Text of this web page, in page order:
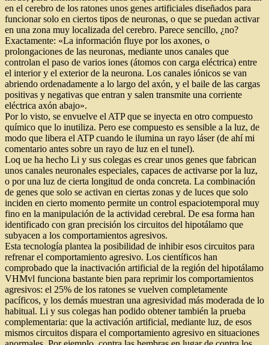
en el cerebro de los ratones unos genes artificiales diseñados para
funcionar solo en ciertos tipos de neuronas, o que se puedan activar
en una zona muy localizada del cerebro. Parece sencillo, ¿no?
Exactamente: «La información fluye por los axones, o
prolongaciones de las neuronas, mediante unos canales que
controlan el paso de varios iones (átomos con carga eléctrica) entre
el interior y el exterior de la neurona. Los canales iónicos se van
abriendo ordenadamente a lo largo del axón, y el baile de las cargas
positivas y negativas que entran y salen transmite una corriente
eléctrica axón abajo».
Por lo visto, se envuelve el ATP que se inyecta en otro compuesto
químico que lo inutiliza. Pero ese compuesto es sensible a la luz, de
modo que libera el ATP cuando le ilumina un rayo láser (de ahí mi
comentario antes sobre un rayo de luz en el tunel).
Loq ue ha hecho Li y sus colegas es crear unos genes que fabrican
unos canales neuronales especiales, capaces de activarse por la luz,
o por una luz de cierta longitud de onda concreta. La combinación
de genes que solo se activan en ciertas zonas y de luces que solo
inciden en cierto momento permite un control espaciotemporal muy
fino en la manipulación de la actividad cerebral. De esa forma han
identificado con gran precisión los circuitos del hipotálamo que
subyacen a los comportamientos agresivos.
Esta tecnología plantea la posibilidad de inhibir esos circuitos para
refrenar el comportamiento agresivo. Los científicos han
comprobado que la inactivación artificial de la región del hipotálamo
VHMvl funciona bastante bien para reprimir los comportamientos
agresivos: el 25% de los ratones se vuelven completamente
pacíficos, y los demás muestran una agresividad más moderada de lo
habitual. Li y sus colegas han podido obtener también la prueba
complementaria: que la activación artificial, mediante luz, de esos
mismos circuitos dispara el comportamiento agresivo en situaciones